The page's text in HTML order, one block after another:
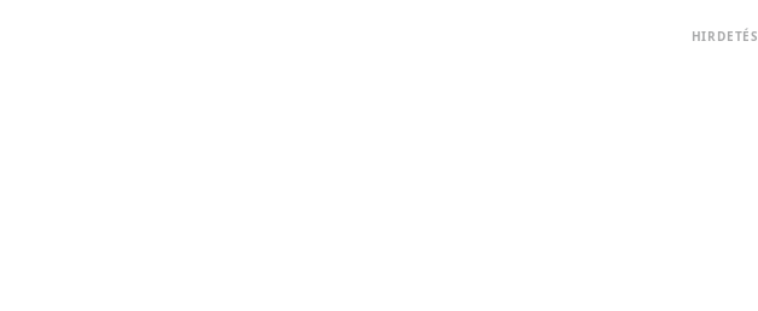
HIRDETÉS